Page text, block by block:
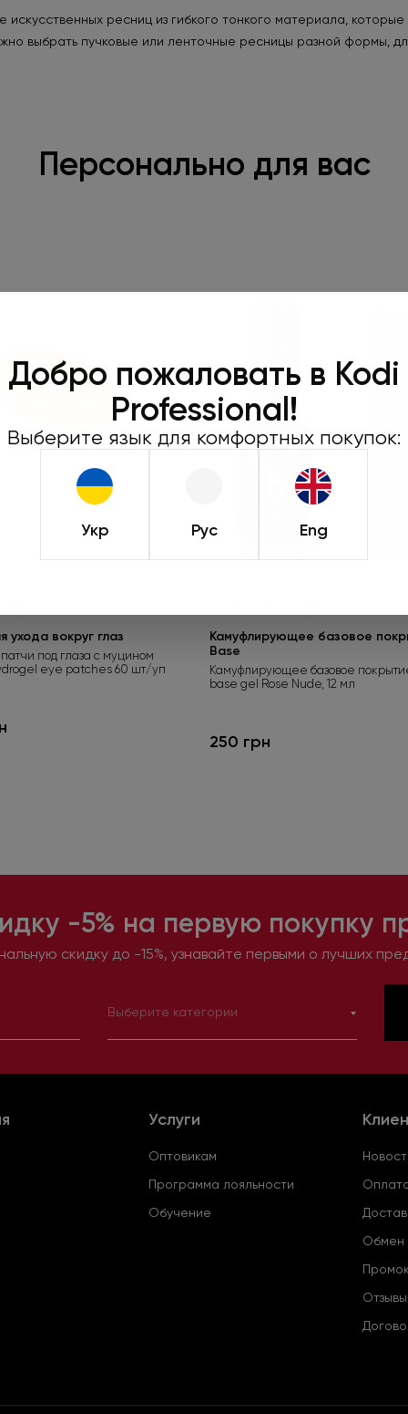
Добро пожаловать в Kodi
Professional!
Выберите язык для комфортных покупок:
Укр Рус Eng
ресниц из гибкого тонкого материала,
выбрать пучковые или ленточные ресницы разной формы,
Персонально для вас
ухода вокруг глаз
под глаза с муцином
eye patches 60 шт/уп
Камуфлирующее базовое
Base
Камуфлирующее базовое
base gel Rose Nude, 12 мл
250 грн
-5% на первую покупку
скидку до -15%, узнавайте первыми о лучших
Выберите категории
Услуги
Оптовикам
Программа лояльности
Обучение
Обмен
Отзывы